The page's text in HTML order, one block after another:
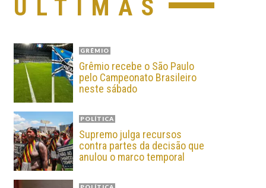
ÚLTIMAS
GRÊMIO
Grêmio recebe o São Paulo
pelo Campeonato Brasileiro
neste sábado
POLÍTICA
Supremo julga recursos
contra partes da decisão que
anulou o marco temporal